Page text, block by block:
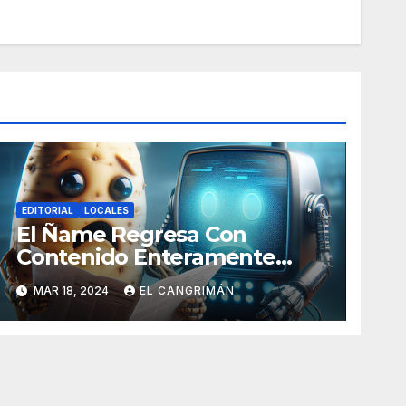
EDITORIAL LOCALES
El Ñame Regresa Con
Contenido Enteramente
Generado Por Inteligencia
Artificial
MAR 18, 2024 EL CANGRIMÁN